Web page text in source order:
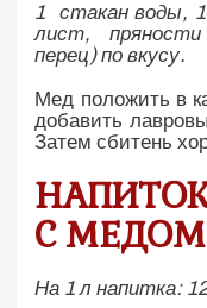
1 стакан воды, 1
лист, пряности
перец) по вкусу.
Мед положить в
добавить
Затем сбитень
С МЕДОМ
На 1 л напитка: